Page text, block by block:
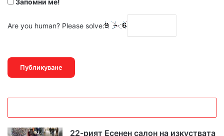
Are you human? Please solve:
22-рият Есенен салон на изкуствата